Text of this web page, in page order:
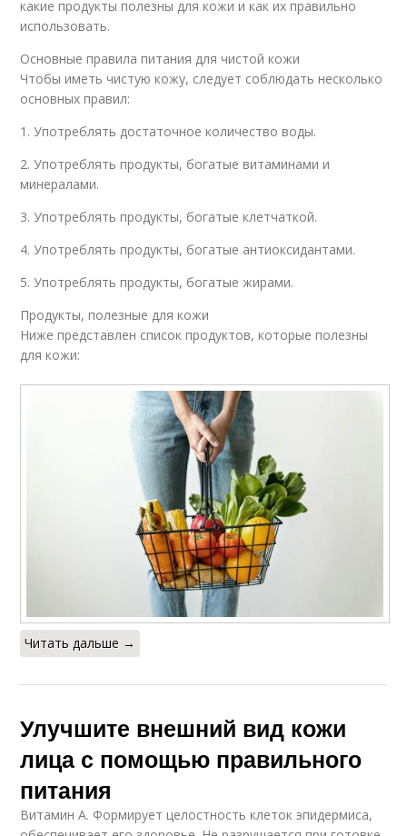
какие продукты полезны для кожи и как их правильно
использовать.
Основные правила питания для чистой кожи
Чтобы иметь чистую кожу, следует соблюдать несколько
основных правил:
1. Употреблять достаточное количество воды.
2. Употреблять продукты, богатые витаминами и
минералами.
3. Употреблять продукты, богатые клетчаткой.
4. Употреблять продукты, богатые антиоксидантами.
5. Употреблять продукты, богатые жирами.
Продукты, полезные для кожи
Ниже представлен список продуктов, которые полезны
для кожи:
Читать дальше →
Улучшите внешний вид кожи
лица с помощью правильного
питания
Витамин А. Формирует целостность клеток эпидермиса,